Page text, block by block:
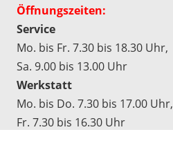
Öffnungszeiten:
Service
Mo. bis Fr. 7.30 bis 18.30 Uhr,
Sa. 9.00 bis 13.00 Uhr
Werkstatt
Mo. bis Do. 7.30 bis 17.00 Uhr,
Fr. 7.30 bis 16.30 Uhr